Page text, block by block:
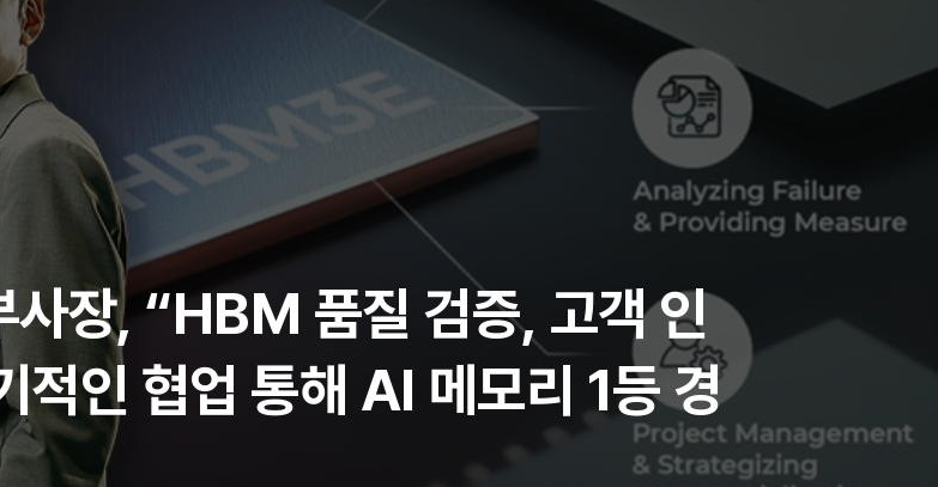
장, “HBM 품질 검증, 고객 인
적인 협업 통해 AI 메모리 1등 경